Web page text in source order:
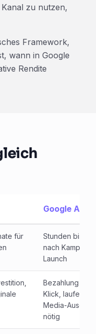
zu nutzen,
Framework,
wann in Google
Rendite
Google Ads
für
Stunden bis
nach
Launch
Bezahlung pro
Klick, laufende
Media-
nötig